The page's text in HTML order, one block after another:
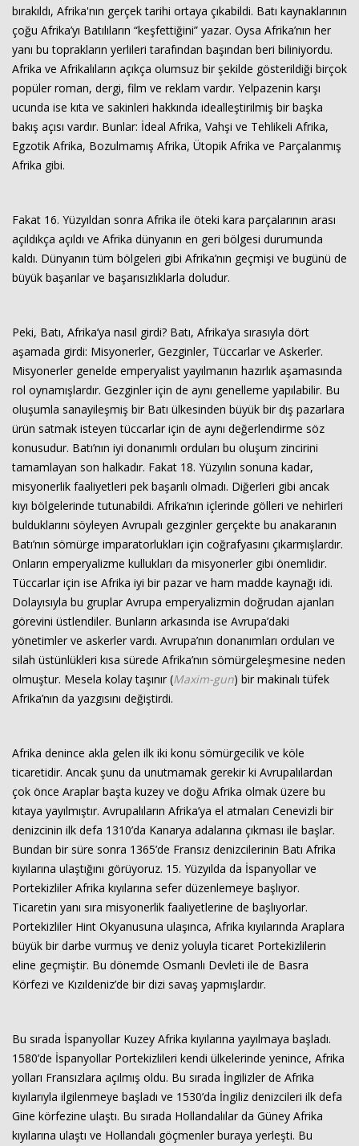
bırakıldı, Afrika'nın gerçek tarihi ortaya çıkabildi. Batı kaynaklarının
çoğu Afrika’yı Batılıların “keşfettiğini” yazar. Oysa Afrika’nın her
yanı bu toprakların yerlileri tarafından başından beri biliniyordu.
Afrika ve Afrikalıların açıkça olumsuz bir şekilde gösterildiği birçok
popüler roman, dergi, film ve reklam vardır. Yelpazenin karşı
ucunda ise kıta ve sakinleri hakkında idealleştirilmiş bir başka
bakış açısı vardır. Bunlar: İdeal Afrika, Vahşi ve Tehlikeli Afrika,
Egzotik Afrika, Bozulmamış Afrika, Ütopik Afrika ve Parçalanmış
Afrika gibi.
Fakat 16. Yüzyıldan sonra Afrika ile öteki kara parçalarının arası
açıldıkça açıldı ve Afrika dünyanın en geri bölgesi durumunda
kaldı. Dünyanın tüm bölgeleri gibi Afrika’nın geçmişi ve bugünü de
büyük başarılar ve başarısızlıklarla doludur.
Peki, Batı, Afrika’ya nasıl girdi? Batı, Afrika’ya sırasıyla dört
aşamada girdi: Misyonerler, Gezginler, Tüccarlar ve Askerler.
Misyonerler genelde emperyalist yayılmanın hazırlık aşamasında
rol oynamışlardır. Gezginler için de aynı genelleme yapılabilir. Bu
oluşumla sanayileşmiş bir Batı ülkesinden büyük bir dış pazarlara
ürün satmak isteyen tüccarlar için de aynı değerlendirme söz
konusudur. Batı’nın iyi donanımlı orduları bu oluşum zincirini
tamamlayan son halkadır. Fakat 18. Yüzyılın sonuna kadar,
misyonerlik faaliyetleri pek başarılı olmadı. Diğerleri gibi ancak
kıyı bölgelerinde tutunabildi. Afrika’nın içlerinde gölleri ve nehirleri
bulduklarını söyleyen Avrupalı gezginler gerçekte bu anakaranın
Batı’nın sömürge imparatorlukları için coğrafyasını çıkarmışlardır.
Onların emperyalizme kullukları da misyonerler gibi önemlidir.
Tüccarlar için ise Afrika iyi bir pazar ve ham madde kaynağı idi.
Dolayısıyla bu gruplar Avrupa emperyalizmin doğrudan ajanları
görevini üstlendiler. Bunların arkasında ise Avrupa’daki
yönetimler ve askerler vardı. Avrupa’nın donanımları orduları ve
silah üstünlükleri kısa sürede Afrika’nın sömürgeleşmesine neden
olmuştur. Mesela kolay taşınır (Maxim-gun) bir makinalı tüfek
Afrika’nın da yazgısını değiştirdi.
Afrika denince akla gelen ilk iki konu sömürgecilik ve köle
ticaretidir. Ancak şunu da unutmamak gerekir ki Avrupalılardan
çok önce Araplar başta kuzey ve doğu Afrika olmak üzere bu
kıtaya yayılmıştır. Avrupalıların Afrika’ya el atmaları Cenevizli bir
denizcinin ilk defa 1310’da Kanarya adalarına çıkması ile başlar.
Bundan bir süre sonra 1365’de Fransız denizcilerinin Batı Afrika
kıyılarına ulaştığını görüyoruz. 15. Yüzyılda da İspanyollar ve
Portekizliler Afrika kıyılarına sefer düzenlemeye başlıyor.
Ticaretin yanı sıra misyonerlik faaliyetlerine de başlıyorlar.
Portekizliler Hint Okyanusuna ulaşınca, Afrika kıyılarında Araplara
büyük bir darbe vurmuş ve deniz yoluyla ticaret Portekizlilerin
eline geçmiştir. Bu dönemde Osmanlı Devleti ile de Basra
Körfezi ve Kızıldeniz’de bir dizi savaş yapmışlardır.
Bu sırada İspanyollar Kuzey Afrika kıyılarına yayılmaya başladı.
1580’de İspanyollar Portekizlileri kendi ülkelerinde yenince, Afrika
yolları Fransızlara açılmış oldu. Bu sırada İngilizler de Afrika
kıyılarıyla ilgilenmeye başladı ve 1530’da İngiliz denizcileri ilk defa
Gine körfezine ulaştı. Bu sırada Hollandalılar da Güney Afrika
kıyılarına ulaştı ve Hollandalı göçmenler buraya yerleşti. Bu